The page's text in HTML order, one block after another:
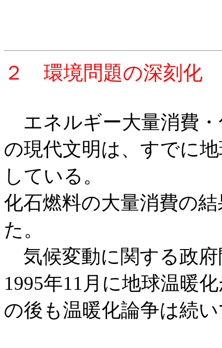
２ 環境問題の深刻化
エネルギー大量消費・
の現代文明は、すでに
している。
化石燃料の大量消費の
た。
気候変動に関する政
1995年11月に地球温暖
の後も温暖化論争は続